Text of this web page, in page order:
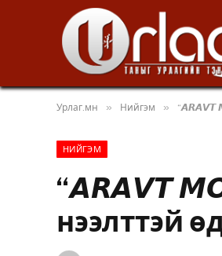
Урлаг.мн » Нийгэм » “𝘼𝙍𝘼𝙑𝙏
НИЙГЭМ
“𝘼𝙍𝘼𝙑𝙏
нээлттэй